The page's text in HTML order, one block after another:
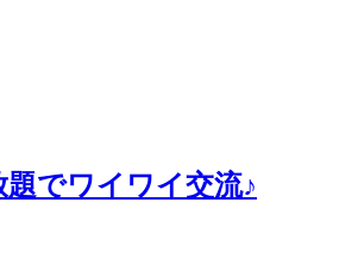
でワイワイ交流♪